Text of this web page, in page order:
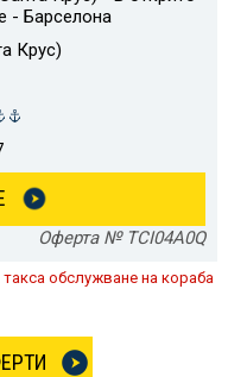
- Барселона
Крус)
Оферта № TCI04A0Q
обслужване на кораба